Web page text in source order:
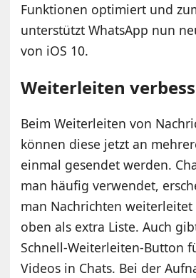
Funktionen optimiert und
unterstützt WhatsApp nun
von iOS 10.
Weiterleiten
Beim Weiterleiten von
können diese jetzt an
einmal gesendet werden.
man häufig verwendet,
man Nachrichten
oben als extra Liste. Auch
Schnell-Weiterleiten-Button
Videos in Chats. Bei der